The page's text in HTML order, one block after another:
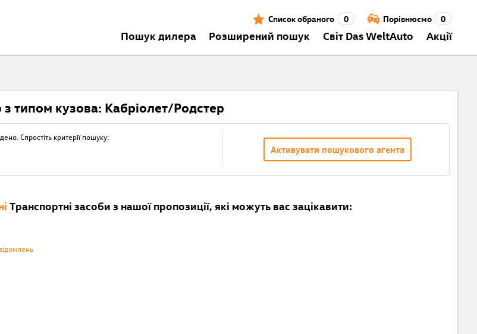
Список обраного 0 Порівнюємо 0
Пошук дилера Розширений пошук Світ Das WeltAuto Акції
з типом кузова: Кабріолет/Родстер
Спростіть критерії пошуку:
Активувати пошукового агента
Транспортні засоби з нашої пропозиції, які можуть вас зацікавити: